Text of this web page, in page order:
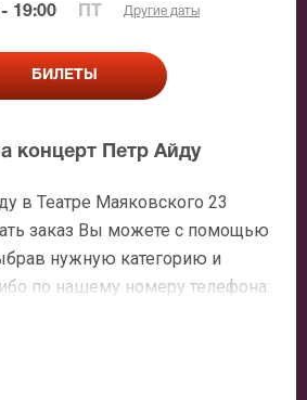
19:00 Другие даты
БИЛЕТЫ
концерт Петр Айду
в Театре Маяковского 23
заказ Вы можете с помощью
нужную категорию и
по нашему номеру телефона:
оформления заявки с Вами